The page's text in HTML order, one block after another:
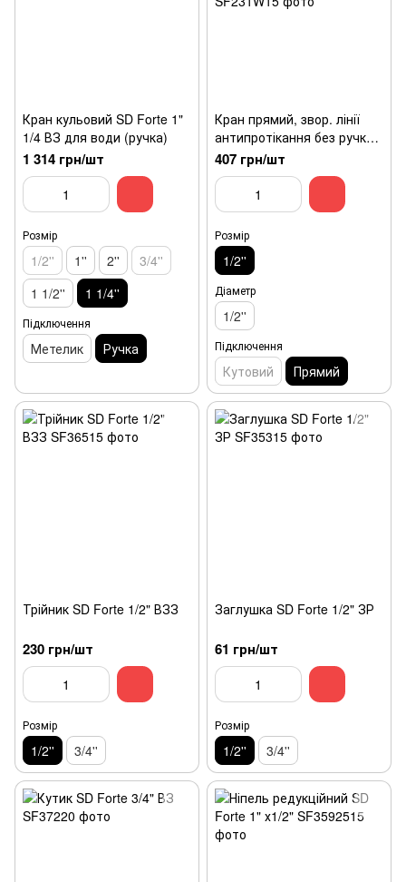
Кран кульовий SD Forte 1"
1/4 ВЗ для води (ручка)
1 314 грн/шт
Розмір
1/2'' 1'' 2''
3/4''
1 1/2''
1 1/4''
Підключення
Метелик Ручка
Кран прямий, звор. лінії
антипротікання без ручки
нікел. 1/2"вз д/радіат.
SF231W15 SD Forte
407 грн/шт
Розмір
1/2''
Діаметр
1/2''
Підключення
Кутовий Прямий
Трійник SD Forte 1/2" ВЗЗ
230 грн/шт
Розмір
1/2'' 3/4''
Заглушка SD Forte 1/2" ЗР
61 грн/шт
Розмір
1/2'' 3/4''